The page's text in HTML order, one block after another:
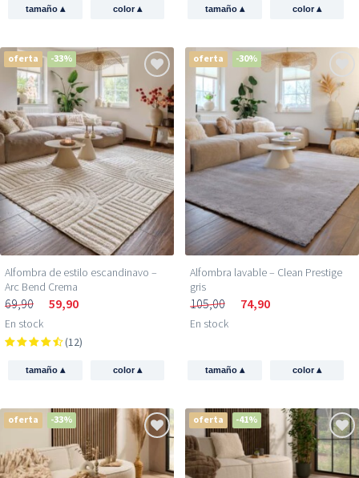
tamaño ▴ color▴ tamaño ▴ color▴
oferta -33%
Alfombra de estilo escandinavo –
Arc Bend Crema
69,90 59,90
En stock
(12)
tamaño ▴ color▴
oferta -30%
Alfombra lavable – Clean Prestige
gris
105,00 74,90
En stock
tamaño ▴ color▴
oferta -33% oferta -41%